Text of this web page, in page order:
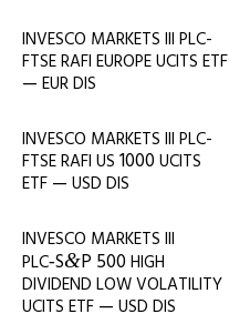
INVESCO MARKETS III PLC-
FTSERAFI EUROPEUCITS ETF
— EURDIS
INVESCO MARKETS III PLC-
FTSERAFI US 1000 UCITS
ETF — USD DIS
INVESCO MARKETS III
PLC‑S&P 500 HIGH
DIVIDEND LOWVOLATILITY
UCITS ETF — USD DIS